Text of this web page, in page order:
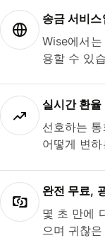
송금 서비
Wise에서
용할 수 있
실시간 환율
선호하는
어떻게 변
완전 무료,
몇 초 만에
으며 귀찮